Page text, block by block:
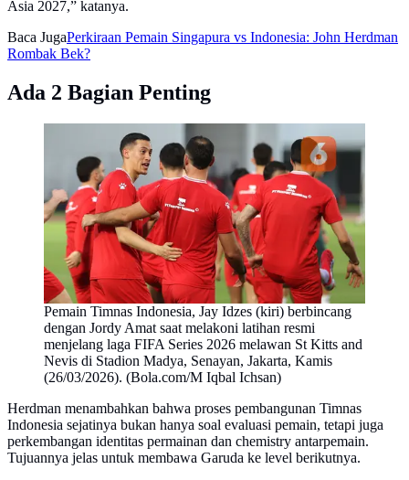
Asia 2027,” katanya.
Baca JugaPerkiraan Pemain Singapura vs Indonesia: John Herdman
Rombak Bek?
Ada 2 Bagian Penting
Pemain Timnas Indonesia, Jay Idzes (kiri) berbincang
dengan Jordy Amat saat melakoni latihan resmi
menjelang laga FIFA Series 2026 melawan St Kitts and
Nevis di Stadion Madya, Senayan, Jakarta, Kamis
(26/03/2026). (Bola.com/M Iqbal Ichsan)
Herdman menambahkan bahwa proses pembangunan Timnas
Indonesia sejatinya bukan hanya soal evaluasi pemain, tetapi juga
perkembangan identitas permainan dan chemistry antarpemain.
Tujuannya jelas untuk membawa Garuda ke level berikutnya.